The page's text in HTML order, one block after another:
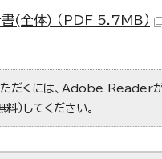
(全体) （PDF 5.7MB）
だくには、Adobe Reader
）してください。